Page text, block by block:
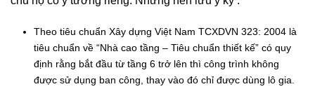
Theo tiêu chuẩn Xây dựng Việt Nam TCXDVN 323: 2004 là
tiêu chuẩn về “Nhà cao tầng – Tiêu chuẩn thiết kế” có quy
định rằng bắt đầu từ tầng 6 trở lên thì công trình không
được sử dụng ban công, thay vào đó chỉ được dùng lô gia.